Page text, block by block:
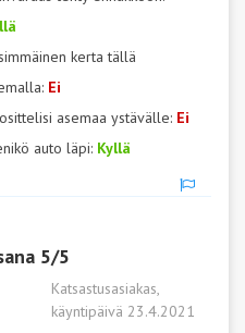
kerta tällä
Ei
asemaa ystävälle: Ei
auto läpi: Kyllä
5/5
Katsastusasiakas,
käyntipäivä 23.4.2021